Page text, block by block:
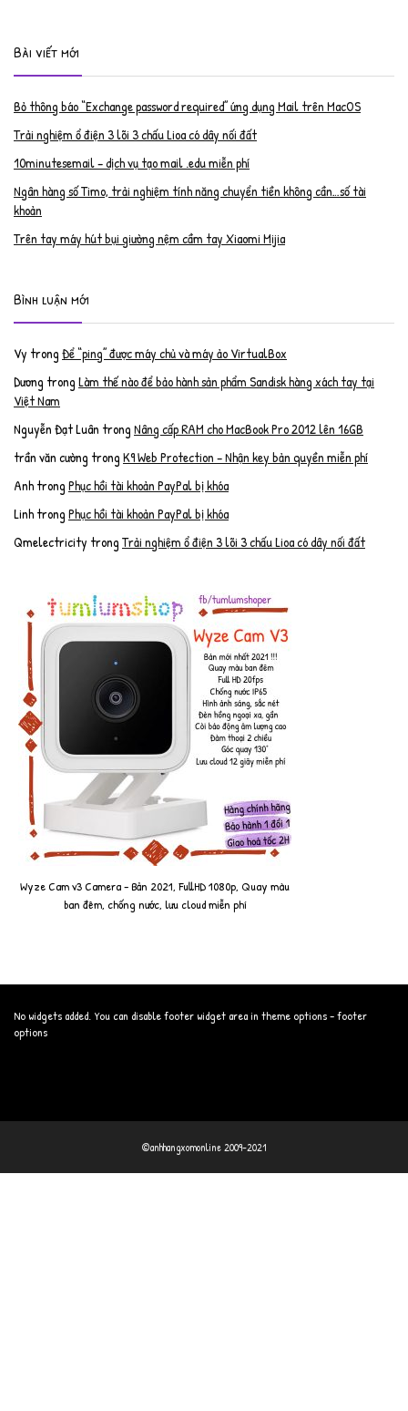
Bài viết mới
Bỏ thông báo “Exchange password required” ứng dụng Mail trên MacOS
Trải nghiệm ổ điện 3 lõi 3 chấu Lioa có dây nối đất
10minutesemail – dịch vụ tạo mail .edu miễn phí
Ngân hàng số Timo, trải nghiệm tính năng chuyển tiền không cần…số tài
khoản
Trên tay máy hút bụi giường nệm cầm tay Xiaomi Mijia
Bình luận mới
Vy trongĐể “ping” được máy chủ và máy ảo VirtualBox
Dương trongLàm thế nào để bảo hành sản phẩm Sandisk hàng xách tay tại
Việt Nam
Nguyễn Đạt Luân trongNâng cấp RAM cho MacBook Pro 2012 lên 16GB
trần văn cường trongK9 Web Protection – Nhận key bản quyền miễn phí
AnhtrongPhục hồi tài khoản PayPal bị khóa
LinhtrongPhục hồi tài khoản PayPal bị khóa
Qmelectricity trongTrải nghiệm ổ điện 3 lõi 3 chấu Lioa có dây nối đất
Wyze Cam v3 Camera - Bản 2021, FullHD 1080p, Quay màu
ban đêm, chống nước, lưu cloud miễn phí
No widgets added. You can disable footer widget area in theme options - footer
options
©anhhangxomonline 2009-2021